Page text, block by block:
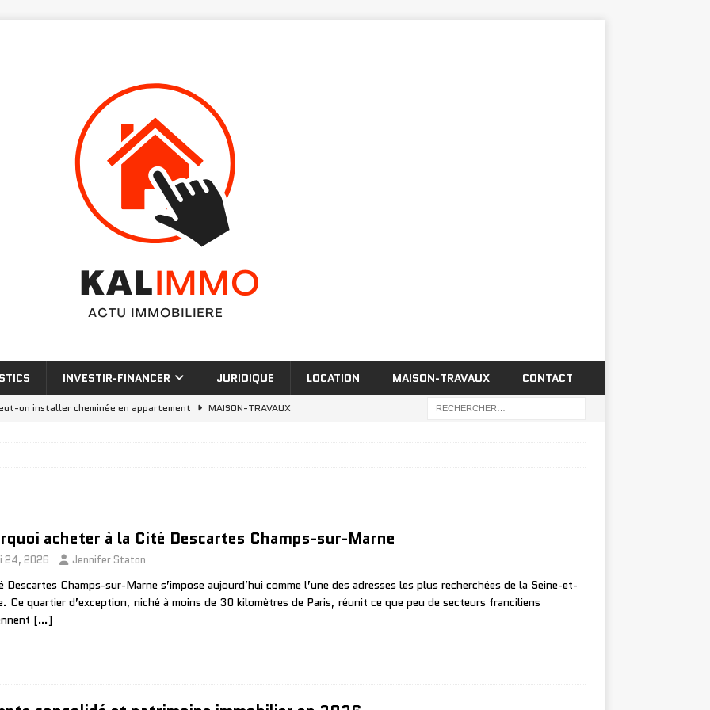
INVESTIR-FINANCER JURIDIQUE LOCATION MAISON-TRAVAUX CONTACT
on installer cheminée en appartement
MAISON-TRAVAUX
appartement Dubai : 7 quartiers où investir en 2026
de dilatation : 5 erreurs à éviter en construction
MAISON-
acheter à la Cité Descartes Champs-sur-Marne
24, 2026 Jennifer Staton
Descartes Champs-sur-Marne s’impose aujourd’hui comme l’une des adresses les plus recherchées de la Seine-et-
Ce quartier d’exception, niché à moins de 30 kilomètres de Paris, réunit ce que peu de secteurs franciliens
[…]